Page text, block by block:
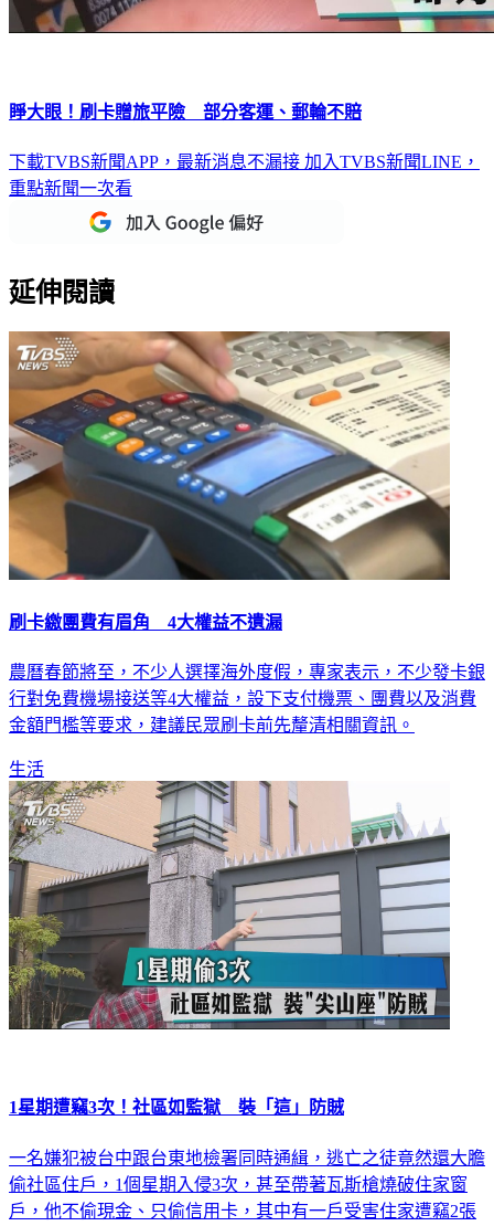
睜大眼！刷卡贈旅平險 部分客運、郵輪不賠
下載TVBS新聞APP，最新消息不漏接 加入TVBS新聞LINE，
重點新聞一次看
延伸閱讀
刷卡繳團費有眉角 4大權益不遺漏
農曆春節將至，不少人選擇海外度假，專家表示，不少發卡銀
行對免費機場接送等4大權益，設下支付機票、團費以及消費
金額門檻等要求，建議民眾刷卡前先釐清相關資訊。
生活
1星期遭竊3次！社區如監獄 裝「這」防賊
一名嫌犯被台中跟台東地檢署同時通緝，逃亡之徒竟然還大膽
偷社區住戶，1個星期入侵3次，甚至帶著瓦斯槍燒破住家窗
戶，他不偷現金、只偷信用卡，其中有一戶受害住家遭竊2張